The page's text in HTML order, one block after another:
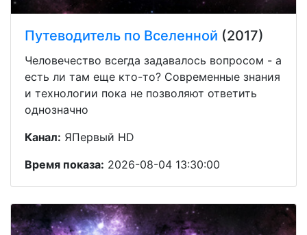
Путеводитель по Вселенной (2017)
Человечество всегда задавалось вопросом - а
есть ли там еще кто-то? Современные знания
и технологии пока не позволяют ответить
однозначно
Канал: ЯПервый HD
Время показа: 2026-08-04 13:30:00